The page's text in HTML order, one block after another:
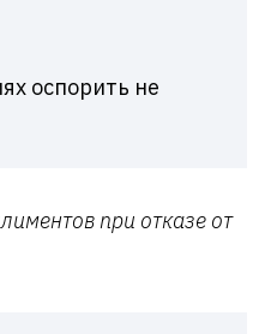
оспорить не
при отказе от